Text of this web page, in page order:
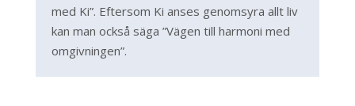
med Ki”. Eftersom Ki anses genomsyra allt liv
kan man också säga ”Vägen till harmoni med
omgivningen”.